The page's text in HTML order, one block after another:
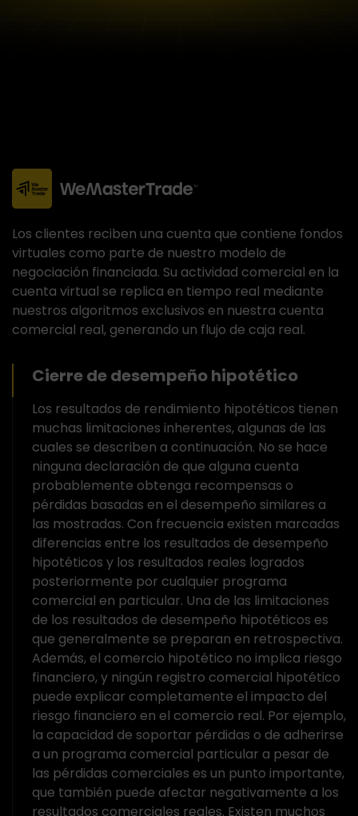
Los clientes reciben una cuenta que contiene fondos
virtuales como parte de nuestro modelo de
negociación financiada. Su actividad comercial en la
cuenta virtual se replica en tiempo real mediante
nuestros algoritmos exclusivos en nuestra cuenta
comercial real, generando un flujo de caja real.
Cierre de desempeño hipotético
Los resultados de rendimiento hipotéticos tienen
muchas limitaciones inherentes, algunas de las
cuales se describen a continuación. No se hace
ninguna declaración de que alguna cuenta
probablemente obtenga recompensas o
pérdidas basadas en el desempeño similares a
las mostradas. Con frecuencia existen marcadas
diferencias entre los resultados de desempeño
hipotéticos y los resultados reales logrados
posteriormente por cualquier programa
comercial en particular. Una de las limitaciones
de los resultados de desempeño hipotéticos es
que generalmente se preparan en retrospectiva.
Además, el comercio hipotético no implica riesgo
financiero, y ningún registro comercial hipotético
puede explicar completamente el impacto del
riesgo financiero en el comercio real. Por ejemplo,
la capacidad de soportar pérdidas o de adherirse
a un programa comercial particular a pesar de
las pérdidas comerciales es un punto importante,
que también puede afectar negativamente a los
resultados comerciales reales. Existen muchos